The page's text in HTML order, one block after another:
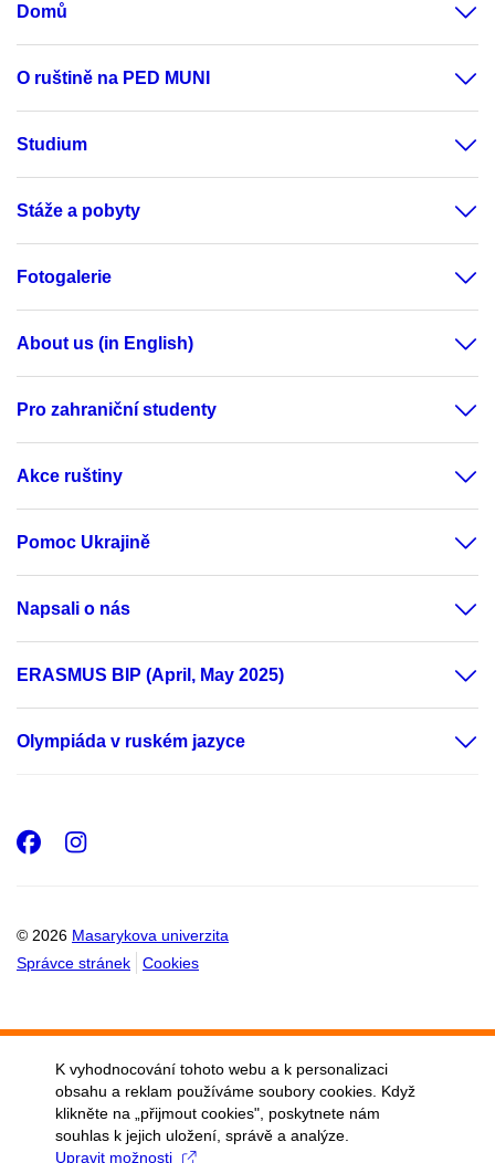
Domů
O ruštině na PED MUNI
Studium
Stáže a pobyty
Fotogalerie
About us (in English)
Pro zahraniční studenty
Akce ruštiny
Pomoc Ukrajině
Napsali o nás
ERASMUS BIP (April, May 2025)
Olympiáda v ruském jazyce
© 2026 Masarykova univerzita
Správce stránek
Cookies
Facebook
Instagram
K vyhodnocování tohoto webu a k personalizaci
obsahu a reklam používáme soubory cookies. Když
klikněte na „přijmout cookies", poskytnete nám
souhlas k jejich uložení, správě a analýze.
Upravit možnosti